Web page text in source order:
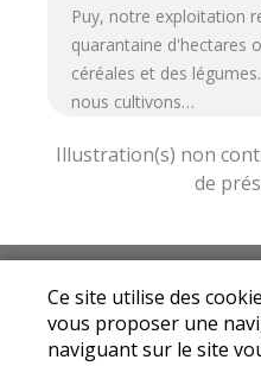
Puy, notre exploitation
quarantaine d'hectares
céréales et des
nous cultivons…
Ventes|Protection
© Copyright 2024 -
Ce site utilise des
vous proposer une
naviguant sur le site